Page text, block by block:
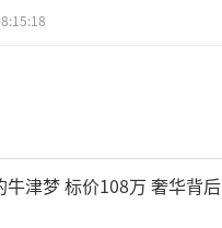
牛津梦 标价108万 奢华背后